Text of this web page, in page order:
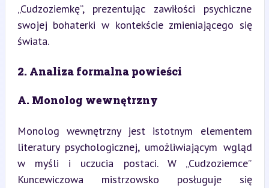
„Cudzoziemkę”, prezentując zawiłości psychiczne
swojej bohaterki w kontekście zmieniającego się
świata.
2. Analiza formalna powieści
A. Monolog wewnętrzny
Monolog wewnętrzny jest istotnym elementem
literatury psychologicznej, umożliwiającym wgląd
w myśli i uczucia postaci. W „Cudzoziemce”
Kuncewiczowa mistrzowsko posługuje się